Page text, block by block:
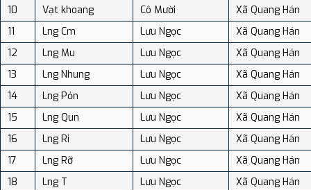
10 Vạt khoang Cô Mười
Xã Quang Hán
11
Lng Cm Lưu Ngọc
Xã Quang Hán
12
Lng Mu Lưu Ngọc
Xã Quang Hán
13
Lng Nhung Lưu Ngọc
Xã Quang Hán
14
Lng Pỏn Lưu Ngọc
Xã Quang Hán
15
Lng Qun Lưu Ngọc
Xã Quang Hán
16
Lng Ri Lưu Ngọc
Xã Quang Hán
17
Lng Rỡ Lưu Ngọc
Xã Quang Hán
18
Lng T Lưu Ngọc
Xã Quang Hán